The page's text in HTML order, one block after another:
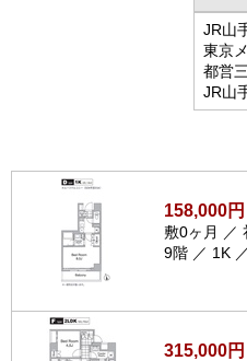
JR山
東京
都営
JR山
158,000円
敷0ヶ月 ／
9階 ／ 1K
315,000円